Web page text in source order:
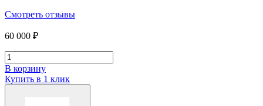
Смотреть отзывы
60 000 ₽
В корзину
Купить в 1 клик